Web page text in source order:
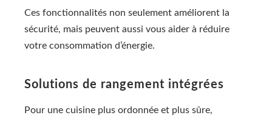
Ces fonctionnalités non seulement améliorent la
sécurité, mais peuvent aussi vous aider à réduire
votre consommation d’énergie.
Solutions de rangement intégrées
Pour une cuisine plus ordonnée et plus sûre,